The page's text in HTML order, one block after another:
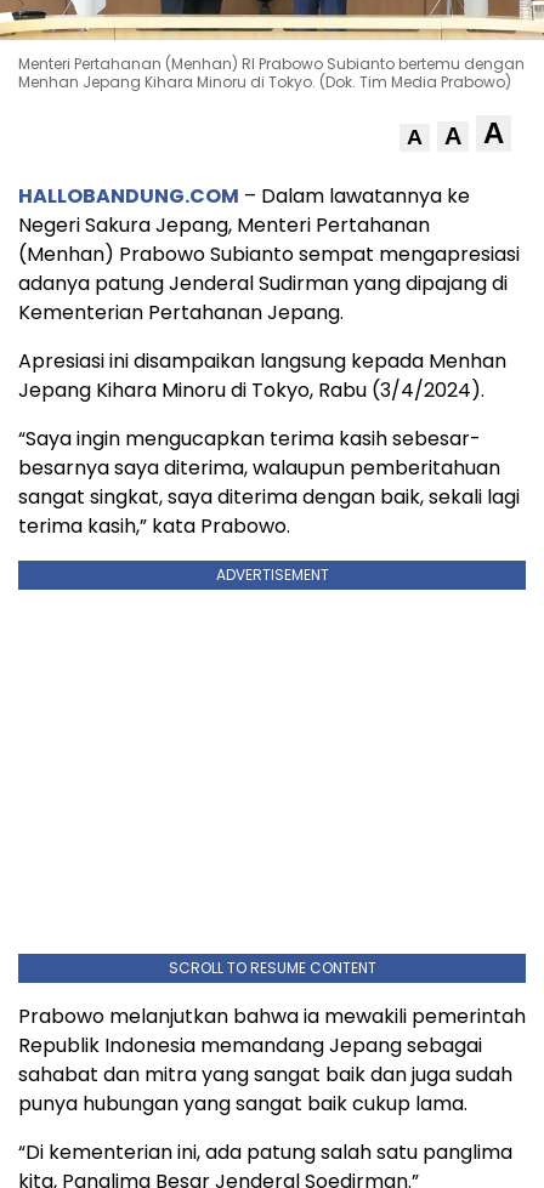
Menteri Pertahanan (Menhan) RI Prabowo Subianto bertemu dengan
Menhan Jepang Kihara Minoru di Tokyo. (Dok. Tim Media Prabowo)
A A A
HALLOBANDUNG.COM – Dalam lawatannya ke
Negeri Sakura Jepang, Menteri Pertahanan
(Menhan) Prabowo Subianto sempat mengapresiasi
adanya patung Jenderal Sudirman yang dipajang di
Kementerian Pertahanan Jepang.
Apresiasi ini disampaikan langsung kepada Menhan
Jepang Kihara Minoru di Tokyo, Rabu (3/4/2024).
“Saya ingin mengucapkan terima kasih sebesar-
besarnya saya diterima, walaupun pemberitahuan
sangat singkat, saya diterima dengan baik, sekali lagi
terima kasih,” kata Prabowo.
ADVERTISEMENT
SCROLL TO RESUME CONTENT
Prabowo melanjutkan bahwa ia mewakili pemerintah
Republik Indonesia memandang Jepang sebagai
sahabat dan mitra yang sangat baik dan juga sudah
punya hubungan yang sangat baik cukup lama.
“Di kementerian ini, ada patung salah satu panglima
kita, Panglima Besar Jenderal Soedirman.”